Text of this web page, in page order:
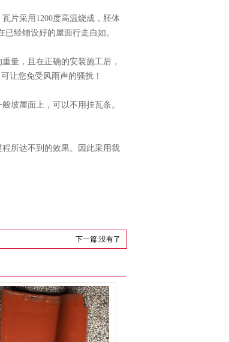
片采用1200度高温烧成，胚体
经铺设好的屋面行走自如。
量，且在正确的安装施工后，
让您免受风雨声的骚扰！
坡屋面上，可以不用挂瓦条。
所达不到的效果。因此采用我
下一篇:没有了